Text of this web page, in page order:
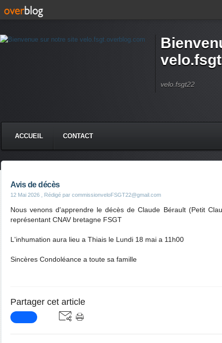
velo.fsgt22
ACCUEIL CONTACT
Avis de décès
12 Mai 2026 , Rédigé par commissionveloFSGT22@gmail.com
Nous venons d'apprendre le décès de Claude Bérault (Petit
représentant CNAV bretagne FSGT
L'inhumation aura lieu a Thiais le Lundi 18 mai a 11h00
Sincères Condoléance a toute sa famille
Partager cet article